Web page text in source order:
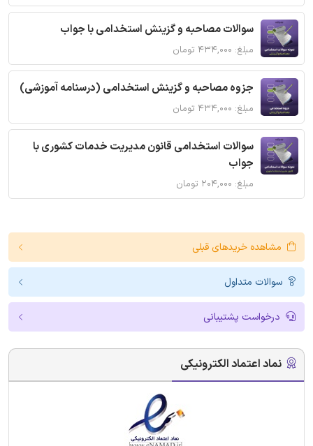
سوالات مصاحبه و گزینش استخدامی با جواب
مبلغ: ۴۳۴,۰۰۰ تومان
جزوه مصاحبه و گزینش استخدامی (درسنامه آموزشی)
مبلغ: ۴۳۴,۰۰۰ تومان
سوالات استخدامی قانون مدیریت خدمات کشوری با
جواب
مبلغ: ۲۰۴,۰۰۰ تومان
مشاهده خریدهای قبلی
سوالات متداول
درخواست پشتیبانی
نماد اعتماد الکترونیکی